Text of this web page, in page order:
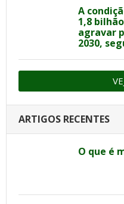
A
1,8
agravar
2030,
ARTIGOS RECENTES
O que é